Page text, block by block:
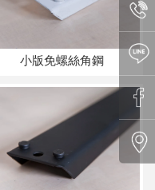
小版免螺絲角鋼